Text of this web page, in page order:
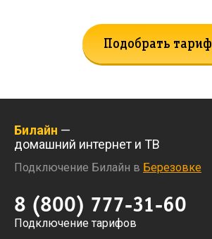
Подобрать тариф
Билайн —
домашний интернет и ТВ
Подключение Билайн в Березовке
8 (800) 777-31-60
Подключение тарифов